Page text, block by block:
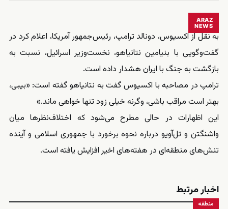
ARAZ
NEWS
به نقل از اکسیوس، دونالد ترامپ، رئیس‌جمهور آمریکا، اعلام کرد در
گفت‌وگویی با بنیامین نتانیاهو، نخست‌وزیر اسرائیل، نسبت به
بازگشت به جنگ با ایران هشدار داده است.
ترامپ در مصاحبه با اکسیوس گفت به نتانیاهو گفته است: «بیبی،
بهتر است مراقب باشی، وگرنه خیلی زود تنها خواهی ماند.»
این اظهارات در حالی مطرح می‌شود که اختلاف‌نظرها میان
واشنگتن و تل‌آویو درباره نحوه برخورد با جمهوری اسلامی و آینده
تنش‌های منطقه‌ای در هفته‌های اخیر افزایش یافته است.
اخبار مرتبط
منطقه